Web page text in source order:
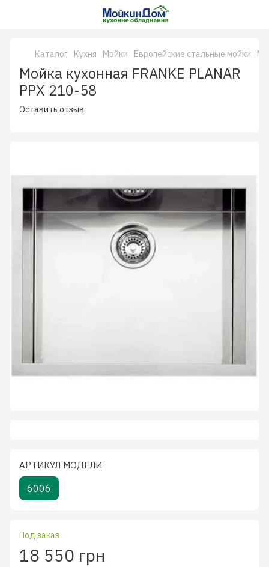
Каталог Кухня Мойки Европейские стальные мойки
Мойка кухонная FRANKE PLANAR
PPX 210-58
Оставить отзыв
АРТИКУЛ МОДЕЛИ
6006
Под заказ
18 550 грн